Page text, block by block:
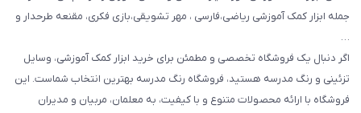
جمله ابزار کمک آموزشی ریاضی،فارسی ، مهر تشویقی،بازی فکری، مقنعه طرحدار و
…
اگر دنبال یک فروشگاه تخصصی و مطمئن برای خرید ابزار کمک آموزشی، وسایل
تزئینی و رنگ مدرسه هستید، فروشگاه رنگ مدرسه بهترین انتخاب شماست. این
فروشگاه با ارائه محصولات متنوع و با کیفیت، به معلمان، مربیان و مدیران